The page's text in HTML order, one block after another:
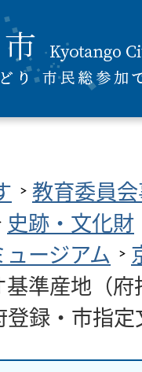
教育委員
史跡・文化財
ージアム
準産地（
録・市指